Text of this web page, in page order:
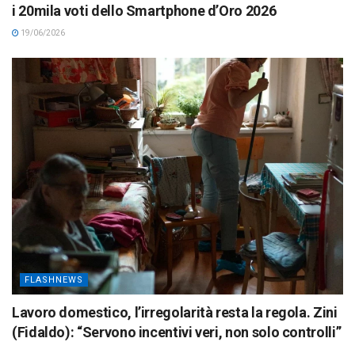
i 20mila voti dello Smartphone d’Oro 2026
19/06/2026
FLASHNEWS
Lavoro domestico, l’irregolarità resta la regola. Zini
(Fidaldo): “Servono incentivi veri, non solo controlli”